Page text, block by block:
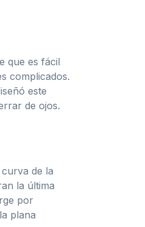
que es fácil
complicados.
este
de ojos.
de la
la última
por
plana